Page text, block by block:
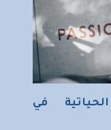
في